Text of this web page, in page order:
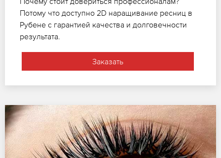
Потому что доступно 2D наращивание ресниц в
Рубене с гарантией качества и долговечности
результата.
Заказать